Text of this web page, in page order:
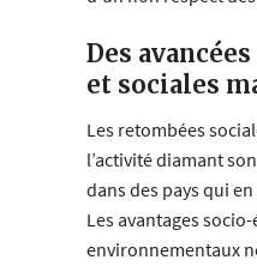
Des
et sociales
Les retombées
l’activité diamant
dans des pays qui
Les avantages
environnementaux